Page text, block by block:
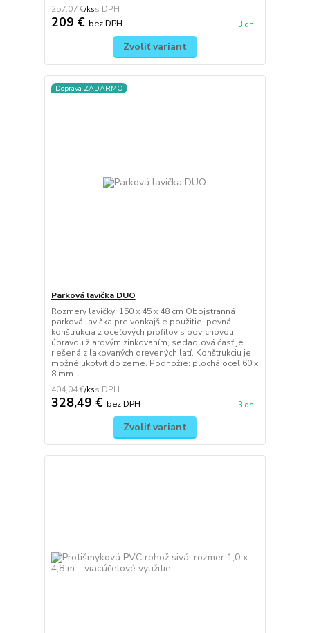
257,07 €/ks
209 € bez DPH 3 dni
Zvoliť variant
Doprava ZADARMO
Parková lavička DUO
Rozmery lavičky: 150 x 45 x 48 cm Obojstranná
parková lavička pre vonkajšie použitie, pevná
konštrukcia z oceľových profilov s povrchovou
úpravou žiarovým zinkovaním, sedadlová časť je
riešená z lakovaných drevených latí. Konštrukciu je
možné ukotviť do zeme. Podnožie: plochá oceľ 60 x
8 mm ...
404,04 €/ks
328,49 € bez DPH 3 dni
Zvoliť variant